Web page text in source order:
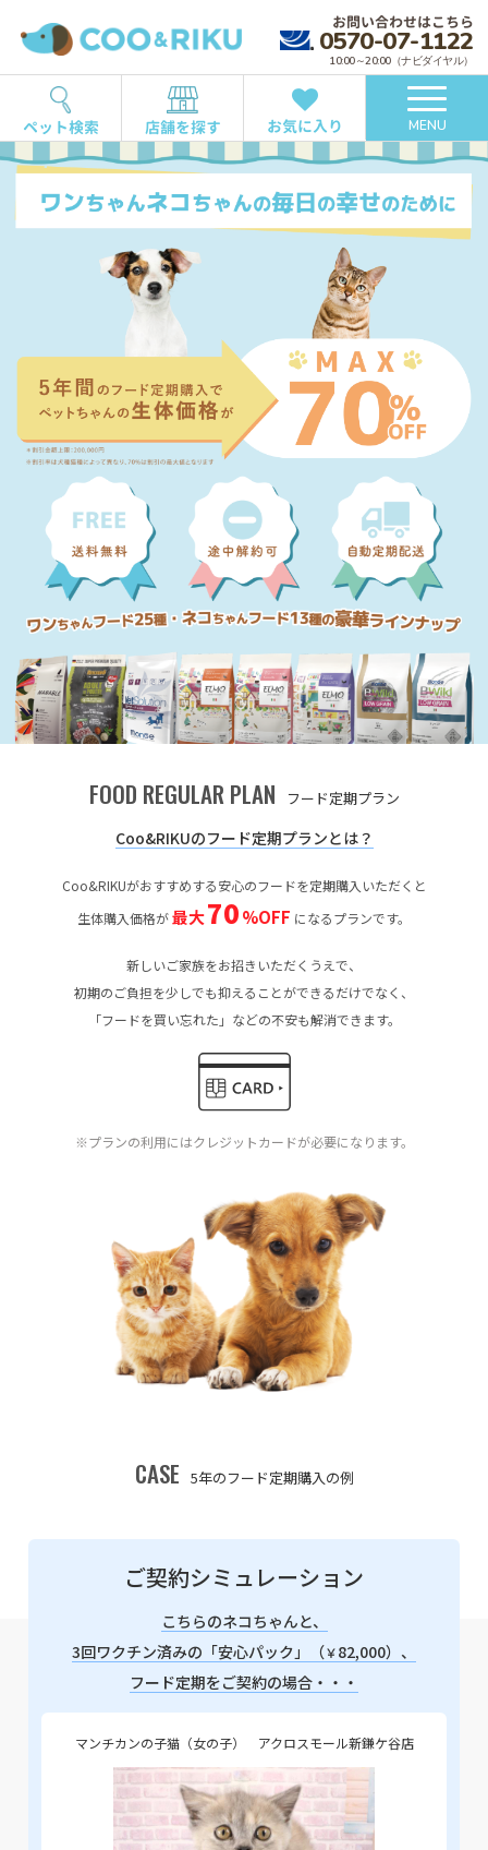
お問い合わせはこちら
0570-07-1122
10:00～20:00（ナビダイヤル）
ペット検索 店舗を探す お気に入り MENU
FOOD REGULAR PLAN フード定期プラン
Coo&RIKUのフード定期プランとは？
Coo&RIKUがおすすめする安心のフードを定期購入いただくと
生体購入価格が最大70%OFF になるプランです。
新しいご家族をお招きいただくうえで、
初期のご負担を少しでも抑えることができるだけでなく、
「フードを買い忘れた」などの不安も解消できます。
※プランの利用にはクレジットカードが必要になります。
CASE 5年のフード定期購入の例
ご契約シミュレーション
こちらのネコちゃんと、
3回ワクチン済みの「安心パック」（￥82,000）、
フード定期をご契約の場合・・・
マンチカンの子猫（女の子） アクロスモール新鎌ケ谷店